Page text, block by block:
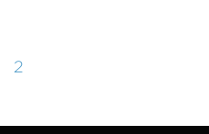
2